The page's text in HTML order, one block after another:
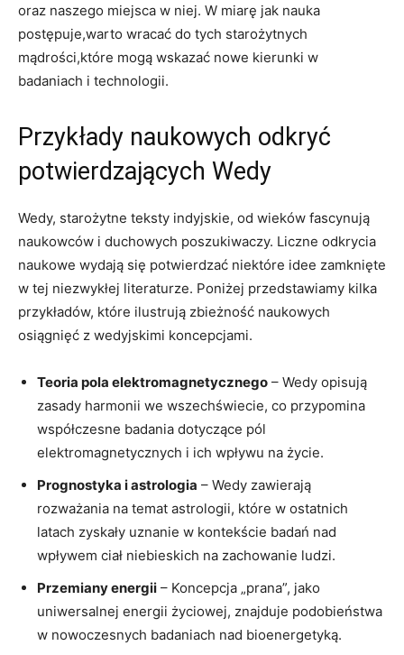
oraz naszego miejsca w niej. W miarę jak nauka
postępuje,warto wracać do tych starożytnych
mądrości,które mogą wskazać nowe kierunki w
badaniach i technologii.
Przykłady naukowych odkryć
potwierdzających Wedy
Wedy, starożytne teksty indyjskie, od wieków fascynują
naukowców i duchowych poszukiwaczy. Liczne odkrycia
naukowe wydają się potwierdzać niektóre idee zamknięte
w tej niezwykłej literaturze. Poniżej przedstawiamy kilka
przykładów, które ilustrują zbieżność naukowych
osiągnięć z wedyjskimi koncepcjami.
Teoria pola elektromagnetycznego – Wedy opisują
zasady harmonii we wszechświecie, co przypomina
współczesne badania dotyczące pól
elektromagnetycznych i ich wpływu na życie.
Prognostyka i astrologia – Wedy zawierają
rozważania na temat astrologii, które w ostatnich
latach zyskały uznanie w kontekście badań nad
wpływem ciał niebieskich na zachowanie ludzi.
Przemiany energii – Koncepcja „prana”, jako
uniwersalnej energii życiowej, znajduje podobieństwa
w nowoczesnych badaniach nad bioenergetyką.